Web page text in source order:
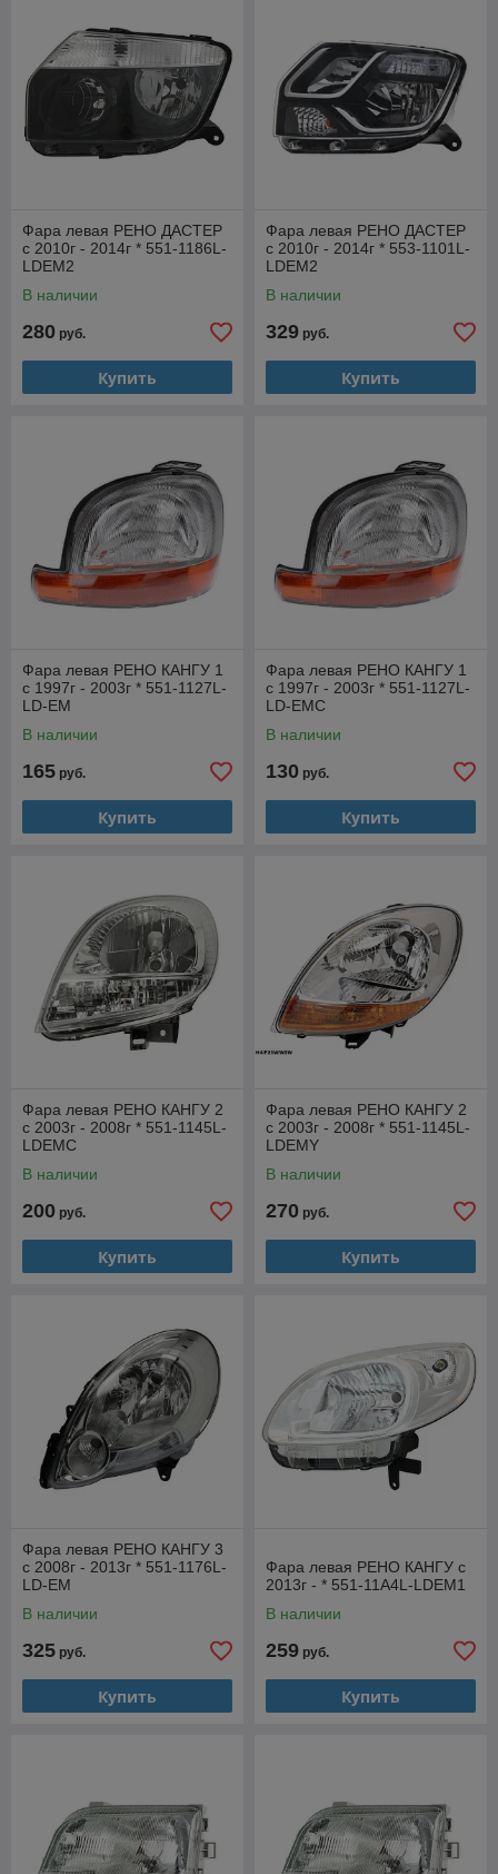
Фара левая РЕНО ДАСТЕР
с 2010г - 2014г * 551-1186L-
LDEM2
В наличии
280 руб.
Купить
Фара левая РЕНО ДАСТЕР
с 2010г - 2014г * 553-1101L-
LDEM2
В наличии
329 руб.
Купить
Фара левая РЕНО КАНГУ 1
с 1997г - 2003г * 551-1127L-
LD-EM
В наличии
165 руб.
Купить
Фара левая РЕНО КАНГУ 1
с 1997г - 2003г * 551-1127L-
LD-EMC
В наличии
130 руб.
Купить
Фара левая РЕНО КАНГУ 2
с 2003г - 2008г * 551-1145L-
LDEMC
В наличии
200 руб.
Купить
Фара левая РЕНО КАНГУ 2
с 2003г - 2008г * 551-1145L-
LDEMY
В наличии
270 руб.
Купить
Фара левая РЕНО КАНГУ 3
с 2008г - 2013г * 551-1176L-
LD-EM
В наличии
325 руб.
Купить
Фара левая РЕНО КАНГУ с
2013г - * 551-11A4L-LDEM1
В наличии
259 руб.
Купить